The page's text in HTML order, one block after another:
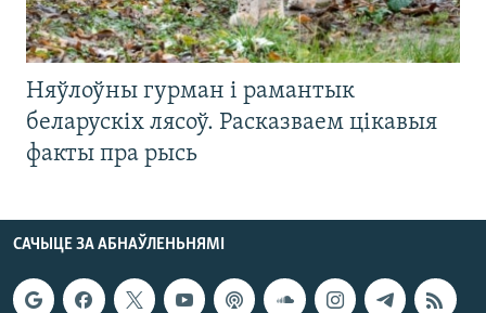
Няўлоўны гурман і рамантык
беларускіх лясоў. Расказваем цікавыя
факты пра рысь
САЧЫЦЕ ЗА АБНАЎЛЕНЬНЯМІ